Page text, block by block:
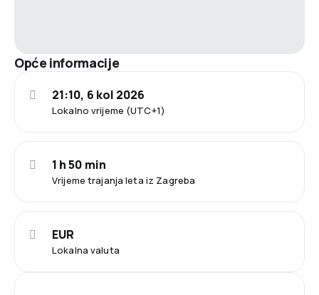
Opće informacije
Lokalno vrijeme (UTC+1)
21:10, 6 kol 2026
Vrijeme trajanja leta iz Zagreba
1 h 50 min
Lokalna valuta
EUR